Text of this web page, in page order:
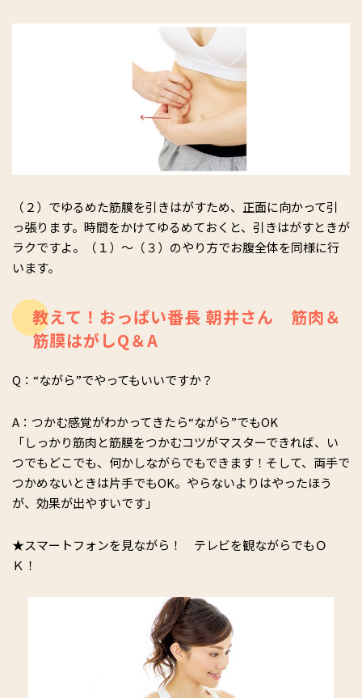
（２）でゆるめた筋膜を引きはがすため、正面に向かって引
っ張ります。時間をかけてゆるめておくと、引きはがすときが
ラクですよ。（１）～（３）のやり方でお腹全体を同様に行
います。
教えて！おっぱい番長 朝井さん 筋肉＆
筋膜はがしQ＆A
Q：“ながら”でやってもいいですか？
A：つかむ感覚がわかってきたら“ながら”でもOK
「しっかり筋肉と筋膜をつかむコツがマスターできれば、い
つでもどこでも、何かしながらでもできます！そして、両手で
つかめないときは片手でもOK。やらないよりはやったほう
が、効果が出やすいです」
★スマートフォンを見ながら！ テレビを観ながらでもＯ
Ｋ！